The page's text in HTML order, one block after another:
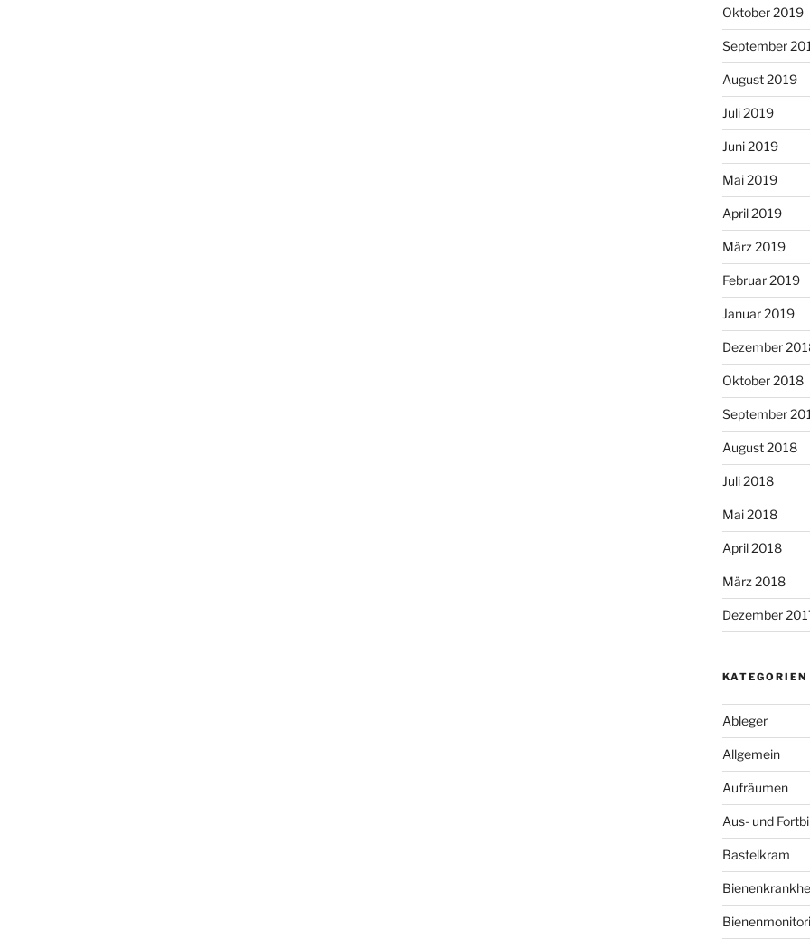
Oktober 2019
September
August 2019
Juli 2019
Juni 2019
Mai 2019
April 2019
März 2019
Februar 2019
Januar 2019
Dezember
Oktober 2018
September
August 2018
Juli 2018
Mai 2018
April 2018
März 2018
Dezember
KATEGORIEN
Ableger
Allgemein
Aufräumen
Aus- und
Bastelkram